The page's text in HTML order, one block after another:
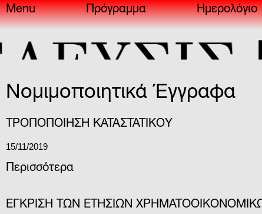
Menu Πρόγραμμα Ημερολόγιο
Νομιμοποιητικά Έγγραφα
TΡΟΠΟΠΟΙΗΣΗ ΚΑΤΑΣΤΑΤΙΚΟΥ
15/11/2019
Περισσότερα
ΕΓΚΡΙΣΗ ΤΩΝ ΕΤΗΣΙΩΝ